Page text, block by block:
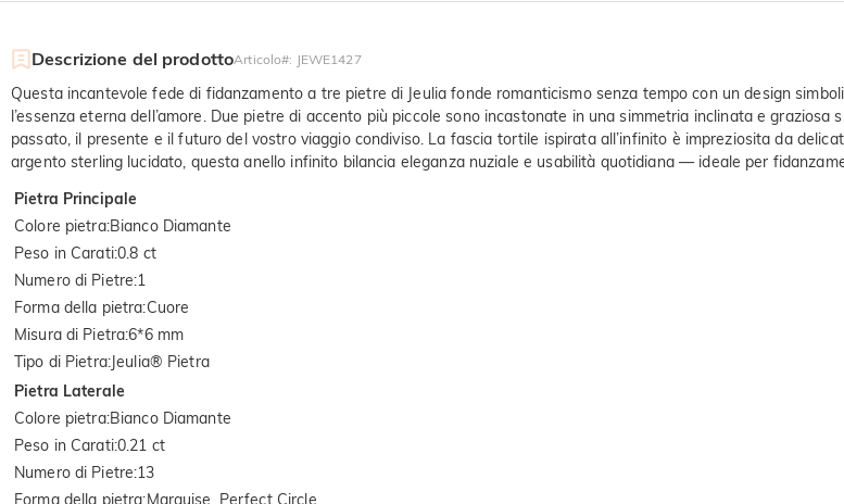
Descrizione del prodottoArticolo#: JEWE1427
Questa incantevole fede di fidanzamento a tre pietre di Jeulia fonde romanticismo senza tempo con un design
l’essenza eterna dell’amore. Due pietre di accento più piccole sono incastonate in una simmetria inclinata e
passato, il presente e il futuro del vostro viaggio condiviso. La fascia tortile ispirata all’infinito è impreziosita da
argento sterling lucidato, questa anello infinito bilancia eleganza nuziale e usabilità quotidiana — ideale per
Pietra Principale
Colore pietra:Bianco Diamante
Peso in Carati:0.8 ct
Numero di Pietre:1
Forma della pietra:Cuore
Misura di Pietra:6*6 mm
Tipo di Pietra:Jeulia® Pietra
Pietra Laterale
Colore pietra:Bianco Diamante
Peso in Carati:0.21 ct
Numero di Pietre:13
Forma della pietra:Marquise, Perfect Circle